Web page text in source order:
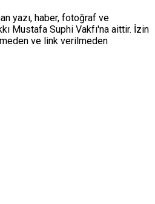
yazı, haber, fotoğraf ve
Mustafa Suphi Vakfı'na aittir. İzin
ve link verilmeden